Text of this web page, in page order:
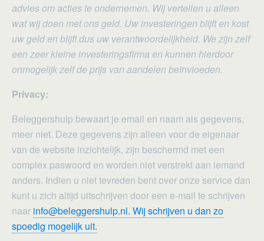
advies om acties te ondernemen. Wij vertellen u alleen
wat wij doen met ons geld. Uw investeringen blijft en kost
uw geld en blijft dus uw verantwoordelijkheid. We zijn zelf
een zeer kleine investeringsfirma en kunnen hierdoor
onmogelijk zelf de prijs van aandelen beïnvloeden.
Privacy:
Beleggershulp bewaart je email en naam als gegevens,
meer niet. Deze gegevens zijn alleen voor de eigenaar
van de website inzichtelijk, zijn beschermd met een
complex paswoord en worden niet verstrekt aan iemand
anders. Indien u niet tevreden bent over onze service dan
kunt u zich altijd uitschrijven door een e-mail te schrijven
naar info@beleggershulp.nl. Wij schrijven u dan zo
spoedig mogelijk uit.